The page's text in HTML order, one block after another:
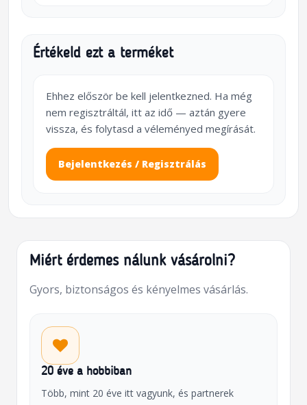
Értékeld ezt a terméket
Ehhez először be kell jelentkezned. Ha még
nem regisztráltál, itt az idő — aztán gyere
vissza, és folytasd a véleményed megírását.
Bejelentkezés / Regisztrálás
Miért érdemes nálunk vásárolni?
Gyors, biztonságos és kényelmes vásárlás.
20 éve a hobbiban
Több, mint 20 éve itt vagyunk, és partnerek